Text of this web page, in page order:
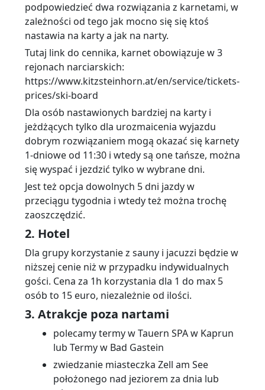
podpowiedzieć dwa rozwiązania z karnetami, w
zależności od tego jak mocno się się ktoś
nastawia na karty a jak na narty.
Tutaj link do cennika, karnet obowiązuje w 3
rejonach narciarskich:
https://www.kitzsteinhorn.at/en/service/tickets-
prices/ski-board
Dla osób nastawionych bardziej na karty i
jeżdżących tylko dla urozmaicenia wyjazdu
dobrym rozwiązaniem mogą okazać się karnety
1-dniowe od 11:30 i wtedy są one tańsze, można
się wyspać i jezdzić tylko w wybrane dni.
Jest też opcja dowolnych 5 dni jazdy w
przeciągu tygodnia i wtedy też można trochę
zaoszczędzić.
2. Hotel
Dla grupy korzystanie z sauny i jacuzzi będzie w
niższej cenie niż w przypadku indywidualnych
gości. Cena za 1h korzystania dla 1 do max 5
osób to 15 euro, niezależnie od ilości.
3. Atrakcje poza nartami
polecamy termy w Tauern SPA w Kaprun
lub Termy w Bad Gastein
zwiedzanie miasteczka Zell am See
położonego nad jeziorem za dnia lub